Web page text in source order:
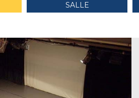
SALLE